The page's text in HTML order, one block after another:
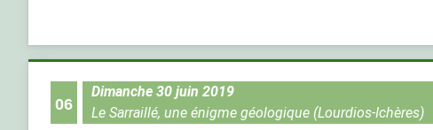
06
Dimanche 30 juin 2019
Le Sarraillé, une énigme géologique (Lourdios-Ichères)